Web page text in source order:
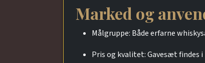
Marked og
Målgruppe: Både erfarne
Pris og kvalitet: Gavesæt findes